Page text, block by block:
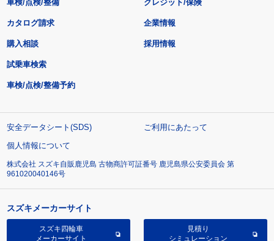
車検/点検/整備 クレジット/保険
カタログ請求
購入相談
試乗車検索
車検/点検/整備予約
企業情報
採用情報
安全データシート(SDS)
ご利用にあたって
個人情報について
株式会社 スズキ自販鹿児島 古物商許可証番号 鹿児島県公安委員会 第
961020040146号
スズキメーカーサイト
スズキ四輪車
メーカーサイト
見積り
シミュレーション